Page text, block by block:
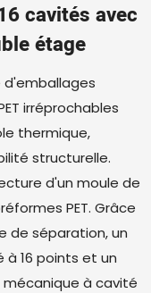
cavités avec
étage
d'emballages
irréprochables
thermique,
structurelle.
d'un moule de
PET. Grâce
de séparation, un
16 points et un
à cavité